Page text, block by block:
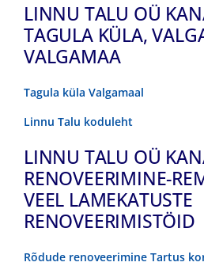
LINNU TALU OÜ
TAGULA KÜLA,
VALGAMAA
Tagula küla Valgamaal
Linnu Talu koduleht
LINNU TALU OÜ
RENOVEERIMINE-
VEEL LAMEKATUSTE
RENOVEERIMISTÖID
Rõdude renoveerimine Tartus